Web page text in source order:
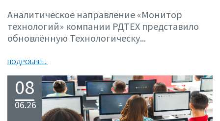
Аналитическое направление «Монитор
технологий» компании РДТЕХ представило
обновлённую Технологическу...
ПОДРОБНЕЕ..
08
06.26